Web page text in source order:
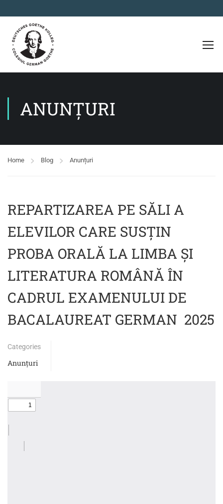
ANUNȚURI
Home Blog Anunțuri
REPARTIZAREA PE SĂLI A
ELEVILOR CARE SUSŢIN
PROBA ORALĂ LA LIMBA ŞI
LITERATURA ROMÂNĂ ÎN
CADRUL EXAMENULUI DE
BACALAUREAT GERMAN 2025
Categories
Anunțuri